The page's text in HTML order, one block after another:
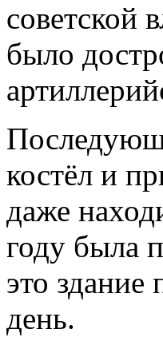
советской
было
костёл и
даже
году была
это здание
день.